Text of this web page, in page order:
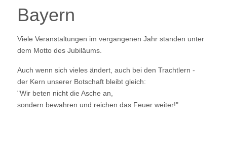
Bayern
Viele Veranstaltungen im vergangenen Jahr standen unter
dem Motto des Jubiläums.
Auch wenn sich vieles ändert, auch bei den Trachtlern -
der Kern unserer Botschaft bleibt gleich:
"Wir beten nicht die Asche an,
sondern bewahren und reichen das Feuer weiter!"